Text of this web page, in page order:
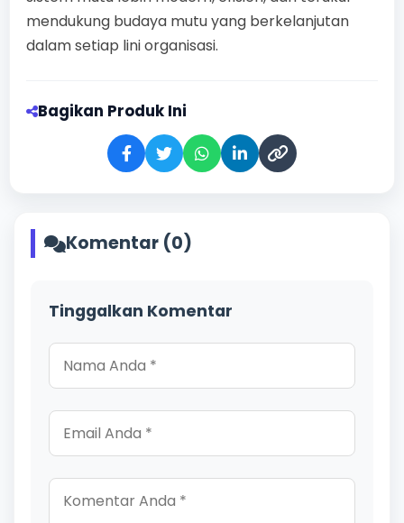
mendukung budaya mutu yang berkelanjutan
dalam setiap lini organisasi.
Bagikan Produk Ini
Komentar (0)
Tinggalkan Komentar